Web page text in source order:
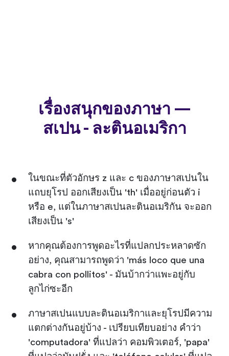
เรื่องสนุกของภาษา —
สเปน - ละตินอเมริกา
ในขณะที่ตัวอักษร z และ c ของภาษาสเปนใน
แถบยุโรป ออกเสียงเป็น 'th' เมื่ออยู่ก่อนตัว i
หรือ e, แต่ในภาษาสเปนละตินอเมริกัน จะออก
เสียงเป็น 's'
หากคุณต้องการพูดอะไรที่แปลกประหลาดซัก
อย่าง, คุณสามารถพูดว่า 'más loco que una
cabra con pollitos' - มันบ้ากว่าแพะอยู่กับ
ลูกไก่ซะอีก
ภาษาสเปนแบบละตินอเมริกาและยุโรปมีความ
แตกต่างกันอยู่บ้าง - เปรียบเทียบอย่าง คำว่า
'computadora' ที่แปลว่า คอมพิวเตอร์, 'papa'